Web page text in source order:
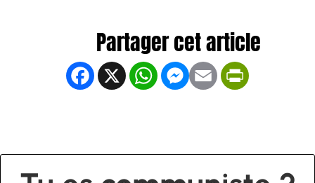
Facebook
X WhatsApp
Messenger
Email